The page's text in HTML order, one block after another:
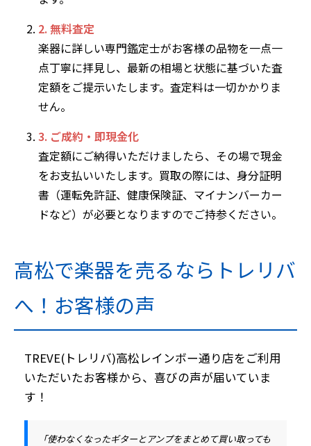
2. 無料査定
楽器に詳しい専門鑑定士がお客様の品物を一点一
点丁寧に拝見し、最新の相場と状態に基づいた査
定額をご提示いたします。査定料は一切かかりま
せん。
3. ご成約・即現金化
査定額にご納得いただけましたら、その場で現金
をお支払いいたします。買取の際には、身分証明
書（運転免許証、健康保険証、マイナンバーカー
ドなど）が必要となりますのでご持参ください。
高松で楽器を売るならトレリバ
へ！お客様の声
TREVE(トレリバ)高松レインボー通り店をご利用
いただいたお客様から、喜びの声が届いていま
す！
「使わなくなったギターとアンプをまとめて買い取っても